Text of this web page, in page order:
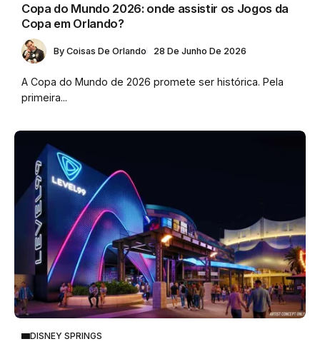
Copa do Mundo 2026: onde assistir os Jogos da
Copa em Orlando?
By Coisas De Orlando 28 De Junho De 2026
A Copa do Mundo de 2026 promete ser histórica. Pela
primeira...
DISNEY SPRINGS